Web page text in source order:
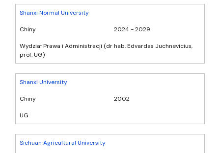
Shanxi Normal University
Chiny 2024 - 2029
Wydział Prawa i Administracji (dr hab. Edvardas Juchnevicius,
prof. UG)
Shanxi University
Chiny 2002
UG
Sichuan Agricultural University